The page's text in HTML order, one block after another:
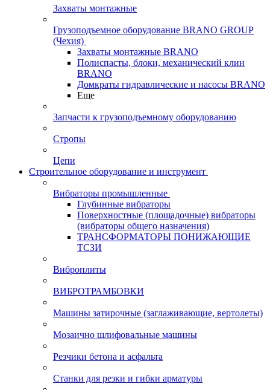
Захваты монтажные
Грузоподъемное оборудование BRANO GROUP
(Чехия)
Захваты монтажные BRANO
Полиспасты, блоки, механический клин
BRANO
Домкраты гидравлические и насосы BRANO
Еще
Запчасти к грузоподъемному оборудованию
Стропы
Цепи
Строительное оборудование и инструмент
Вибраторы промышленные
Глубинные вибраторы
Поверхностные (площадочные) вибраторы
(вибраторы общего назначения)
ТРАНСФОРМАТОРЫ ПОНИЖАЮЩИЕ
ТСЗИ
Виброплиты
ВИБРОТРАМБОВКИ
Машины затирочные (заглаживающие, вертолеты)
Мозаично шлифовальные машины
Резчики бетона и асфальта
Станки для резки и гибки арматуры